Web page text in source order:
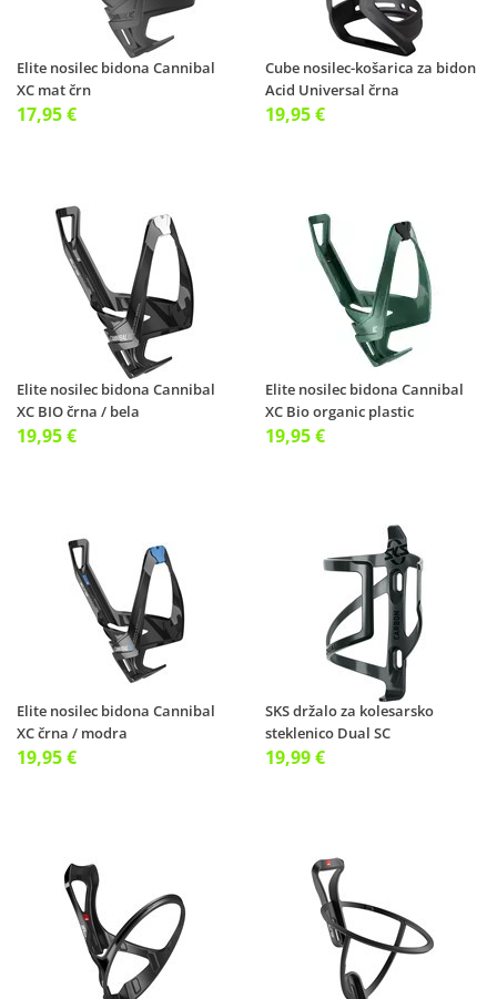
Elite nosilec bidona Cannibal
XC mat črn
17,95 €
Cube nosilec-košarica za bidon
Acid Universal črna
19,95 €
Elite nosilec bidona Cannibal
XC BIO črna / bela
19,95 €
Elite nosilec bidona Cannibal
XC Bio organic plastic
19,95 €
Elite nosilec bidona Cannibal
XC črna / modra
19,95 €
SKS držalo za kolesarsko
steklenico Dual SC
19,99 €